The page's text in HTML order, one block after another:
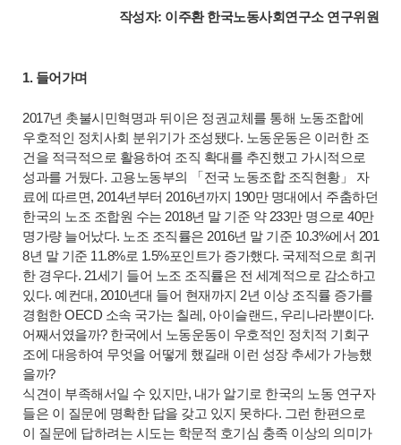
작성자: 이주환 한국노동사회연구소 연구위원
1. 들어가며
2017년 촛불시민혁명과 뒤이은 정권교체를 통해 노동조합에
우호적인 정치사회 분위기가 조성됐다. 노동운동은 이러한 조
건을 적극적으로 활용하여 조직 확대를 추진했고 가시적으로
성과를 거뒀다. 고용노동부의 「전국 노동조합 조직현황」 자
료에 따르면, 2014년부터 2016년까지 190만 명대에서 주춤하던
한국의 노조 조합원 수는 2018년 말 기준 약 233만 명으로 40만
명가량 늘어났다. 노조 조직률은 2016년 말 기준 10.3%에서 201
8년 말 기준 11.8%로 1.5%포인트가 증가했다. 국제적으로 희귀
한 경우다. 21세기 들어 노조 조직률은 전 세계적으로 감소하고
있다. 예컨대, 2010년대 들어 현재까지 2년 이상 조직률 증가를
경험한 OECD 소속 국가는 칠레, 아이슬랜드, 우리나라뿐이다.
어째서였을까? 한국에서 노동운동이 우호적인 정치적 기회구
조에 대응하여 무엇을 어떻게 했길래 이런 성장 추세가 가능했
을까?
식견이 부족해서일 수 있지만, 내가 알기로 한국의 노동 연구자
들은 이 질문에 명확한 답을 갖고 있지 못하다. 그런 한편으로
이 질문에 답하려는 시도는 학문적 호기심 충족 이상의 의미가